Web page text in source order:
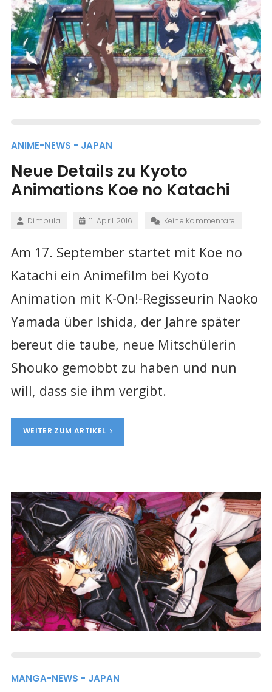
ANIME-NEWS - JAPAN
Neue Details zu Kyoto
Animations Koe no Katachi
Dimbula 11. April 2016 Keine Kommentare
Am 17. September startet mit Koe no
Katachi ein Animefilm bei Kyoto
Animation mit K-On!-Regisseurin Naoko
Yamada über Ishida, der Jahre später
bereut die taube, neue Mitschülerin
Shouko gemobbt zu haben und nun
will, dass sie ihm vergibt.
WEITER ZUM ARTIKEL
MANGA-NEWS - JAPAN